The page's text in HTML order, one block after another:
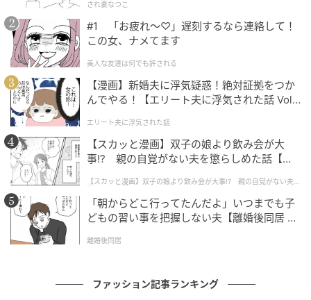
をレイヤード、パリっとした襟をのぞかせて、きちん
とをアップ！ ホワイトデニムにインすると、ちょっと
お姉さんっぽくない？ どうかな？」
本人私物（バスクシャツ、シャツ／UNIQLO、デニム
／shinzone、靴／フレッドペリー、バッグ／GU）
Usami’s profile
在住：東京都
身長：169cm
スニーカー、ローファー、メガネ
され妻なつこ
#1 「お疲れ〜♡」遅刻するなら連絡して！
この女、ナメてます
美人な友達は何でも許される
【漫画】新婚夫に浮気疑惑！絶対証拠をつか
んでやる！【エリート夫に浮気された話 Vol.
エリート夫に浮気された話
【スカッと漫画】双子の娘より飲み会が大
事!? 親の自覚がない夫を懲らしめた話【第1
【スカッと漫画】双子の娘より飲み会が大事!? 親の自覚がない夫を
懲らしめた話
「朝からどこ行ってたんだよ」いつまでも子
どもの習い事を把握しない夫【離婚後同居 Vo
離婚後同居
ファッション記事ランキング